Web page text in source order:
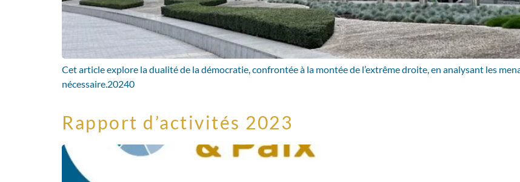
Cet article explore la dualité de la démocratie, confrontée à la montée de l’extrême droite, en analysant les
nécessaire.20240
Rapport d’activités 2023